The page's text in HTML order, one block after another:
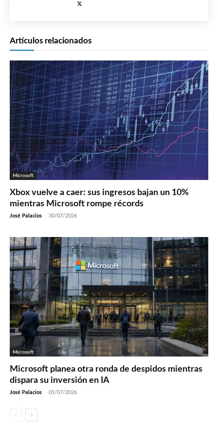
Artículos relacionados
Microsoft
Xbox vuelve a caer: sus ingresos bajan un 10%
mientras Microsoft rompe récords
José Palacios - 30/07/2026
Microsoft
Microsoft planea otra ronda de despidos mientras
dispara su inversión en IA
José Palacios - 01/07/2026